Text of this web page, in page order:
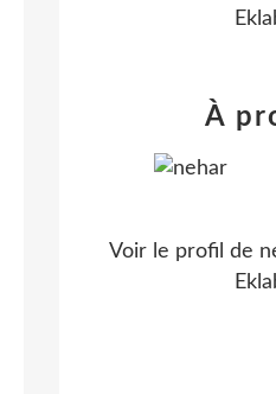
À
Voir le profil de